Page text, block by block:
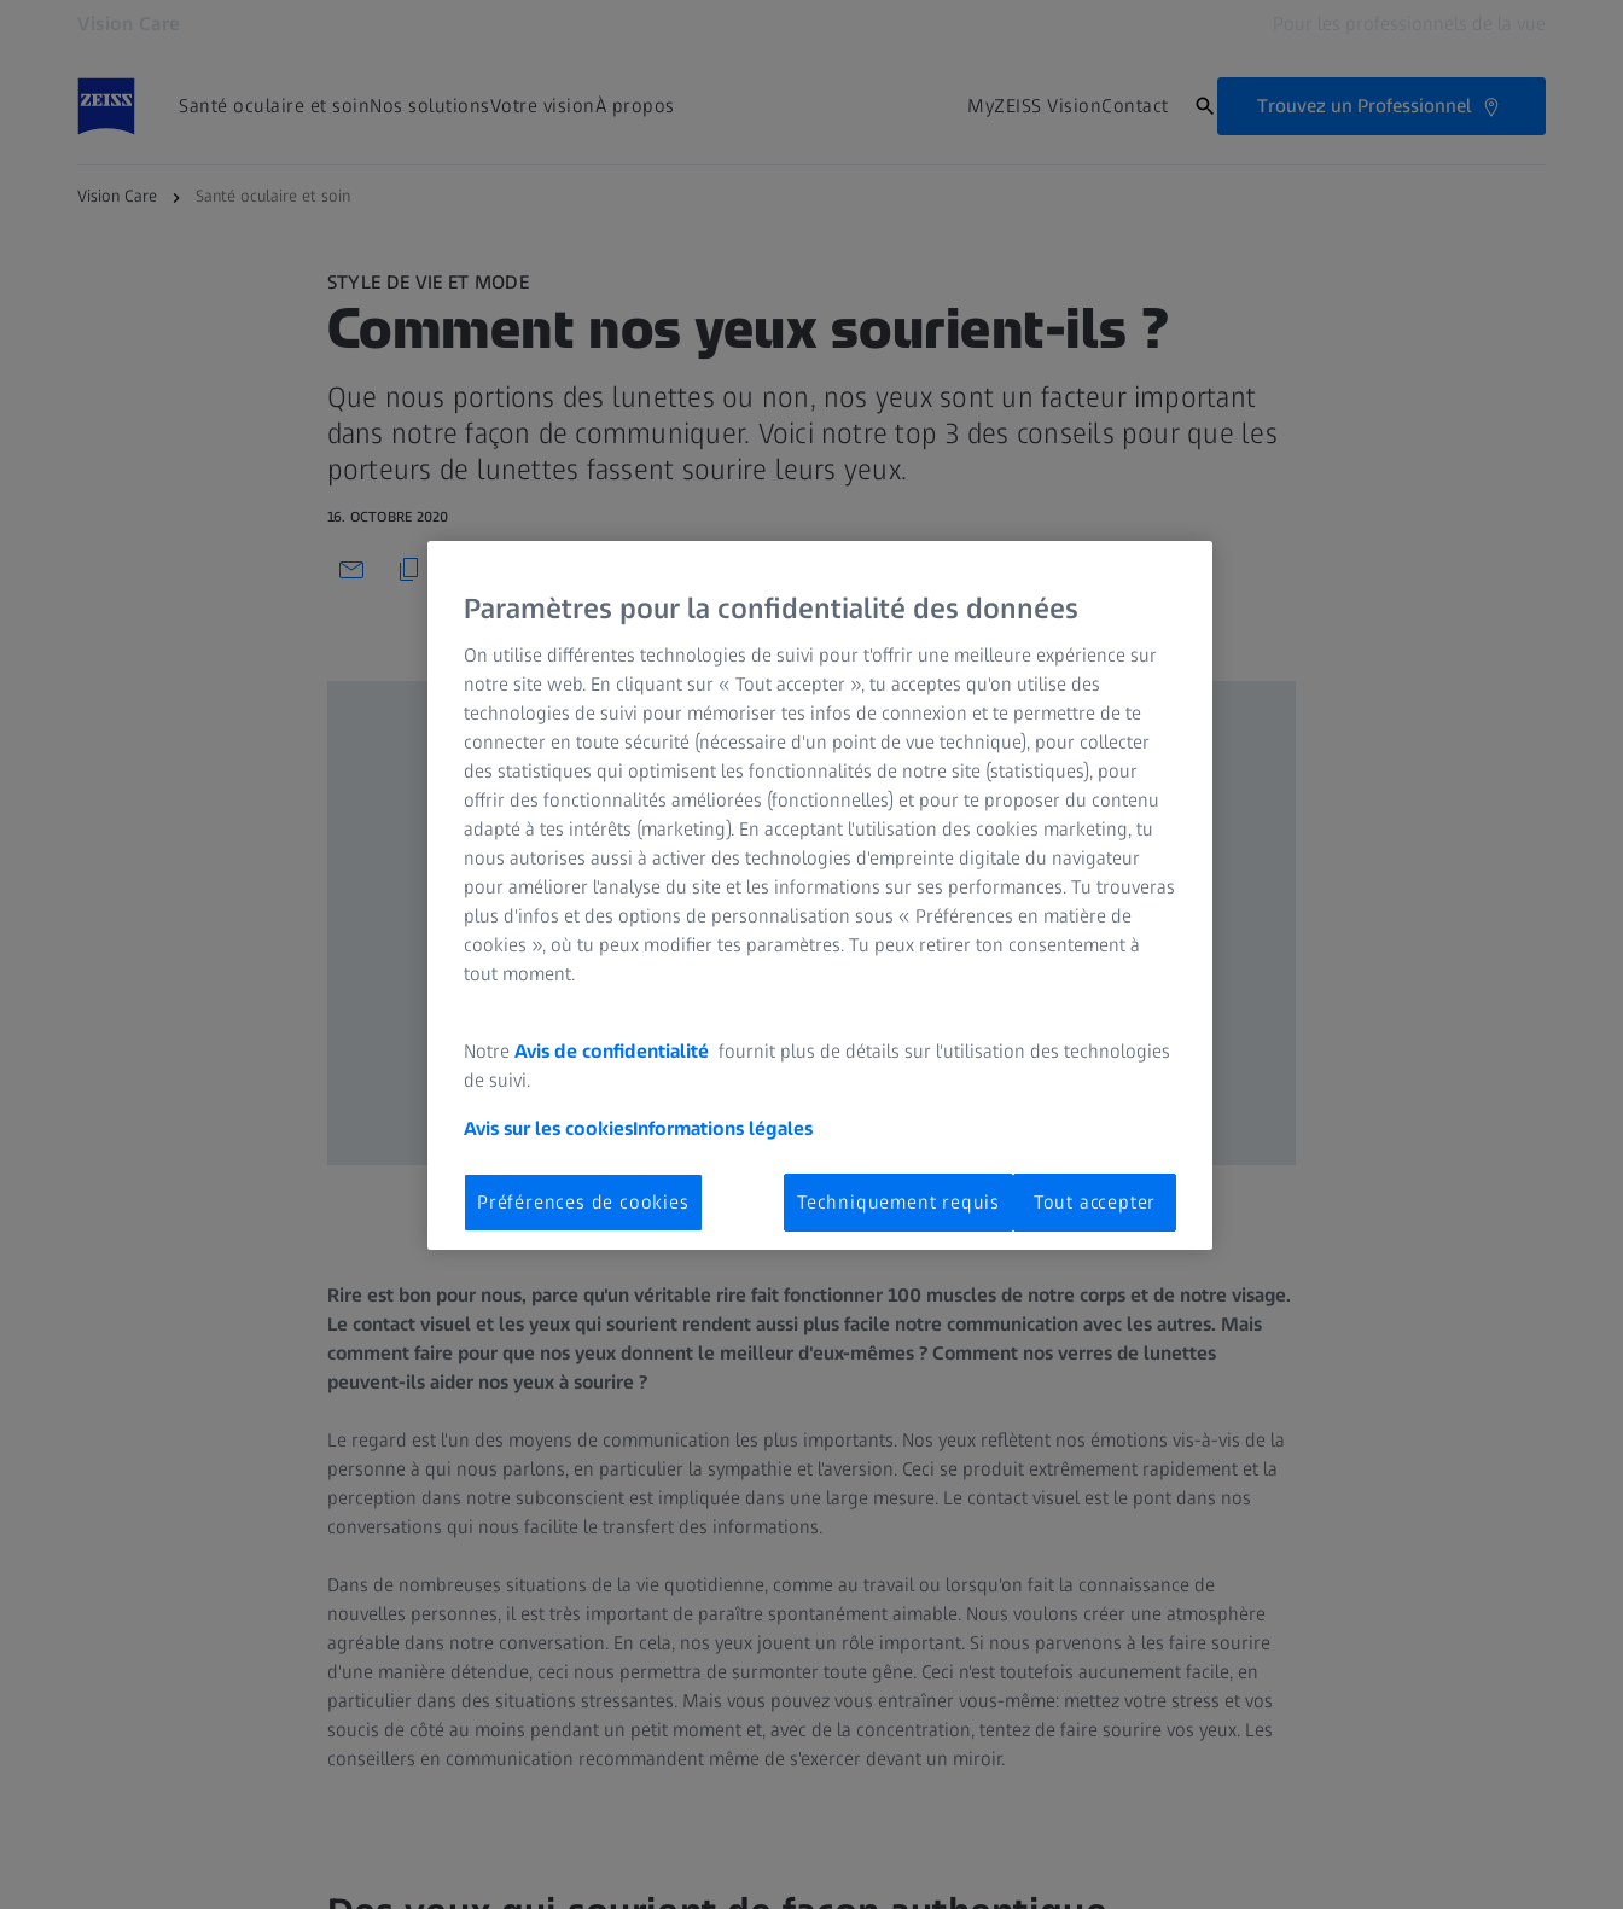
Santé oculaire et soinNos solutionsVotre visionÀ propos MyZEISS VisionContact Trouvez un Professionnel
Vision Care Santé oculaire et soin
STYLE DE VIE ET MODE
Comment nos yeux sourient-ils ?
Que nous portions des lunettes ou non, nos yeux sont un facteur important
dans notre façon de communiquer. Voici notre top 3 des conseils pour que les
porteurs de lunettes fassent sourire leurs yeux.
16. OCTOBRE 2020
Rire est bon pour nous, parce qu'un véritable rire fait fonctionner 100 muscles de notre corps et de notre visage.
Le contact visuel et les yeux qui sourient rendent aussi plus facile notre communication avec les autres. Mais
comment faire pour que nos yeux donnent le meilleur d'eux-mêmes ? Comment nos verres de lunettes
peuvent-ils aider nos yeux à sourire ?
Le regard est l'un des moyens de communication les plus importants. Nos yeux reflètent nos émotions vis-à-vis de la
personne à qui nous parlons, en particulier la sympathie et l'aversion. Ceci se produit extrêmement rapidement et la
perception dans notre subconscient est impliquée dans une large mesure. Le contact visuel est le pont dans nos
conversations qui nous facilite le transfert des informations.
Dans de nombreuses situations de la vie quotidienne, comme au travail ou lorsqu'on fait la connaissance de
nouvelles personnes, il est très important de paraître spontanément aimable. Nous voulons créer une atmosphère
agréable dans notre conversation. En cela, nos yeux jouent un rôle important. Si nous parvenons à les faire sourire
d'une manière détendue, ceci nous permettra de surmonter toute gêne. Ceci n'est toutefois aucunement facile, en
particulier dans des situations stressantes. Mais vous pouvez vous entraîner vous-même: mettez votre stress et vos
soucis de côté au moins pendant un petit moment et, avec de la concentration, tentez de faire sourire vos yeux. Les
conseillers en communication recommandent même de s'exercer devant un miroir.
Paramètres pour la confidentialité des données
On utilise différentes technologies de suivi pour t'offrir une meilleure expérience sur
notre site web. En cliquant sur « Tout accepter », tu acceptes qu'on utilise des
technologies de suivi pour mémoriser tes infos de connexion et te permettre de te
connecter en toute sécurité (nécessaire d'un point de vue technique), pour collecter
des statistiques qui optimisent les fonctionnalités de notre site (statistiques), pour
offrir des fonctionnalités améliorées (fonctionnelles) et pour te proposer du contenu
adapté à tes intérêts (marketing). En acceptant l'utilisation des cookies marketing, tu
nous autorises aussi à activer des technologies d'empreinte digitale du navigateur
pour améliorer l'analyse du site et les informations sur ses performances. Tu trouveras
plus d'infos et des options de personnalisation sous « Préférences en matière de
cookies », où tu peux modifier tes paramètres. Tu peux retirer ton consentement à
tout moment.
Notre Avis de confidentialité fournit plus de détails sur l'utilisation des technologies
de suivi.
Avis sur les cookiesInformations légales
Préférences de cookies Techniquement requis Tout accepter